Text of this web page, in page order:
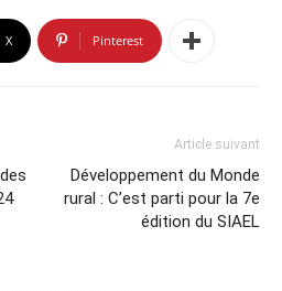
X Pinterest
Article suivant
Développement du Monde
rural : C’est parti pour la 7e
édition du SIAEL